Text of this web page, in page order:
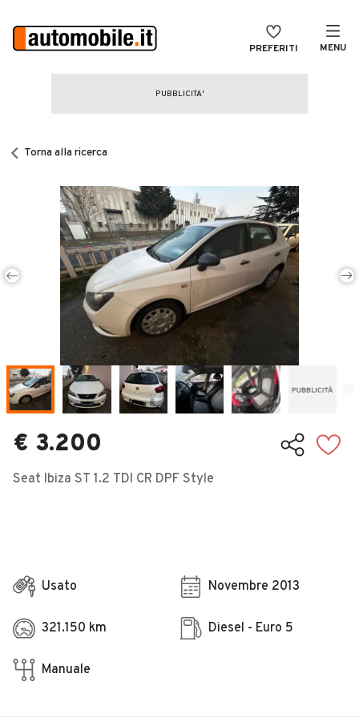
PREFERITI MENU
CERCA
Auto Nuove
Noleggio a lungo termine
Auto d'epoca
Moto
Camper
Veicoli Commerciali
Concessionari
Torna alla ricerca
€ 3.200
Seat Ibiza ST 1.2 TDI CR DPF Style
Usato Novembre 2013
321.150 km Diesel - Euro 5
Manuale